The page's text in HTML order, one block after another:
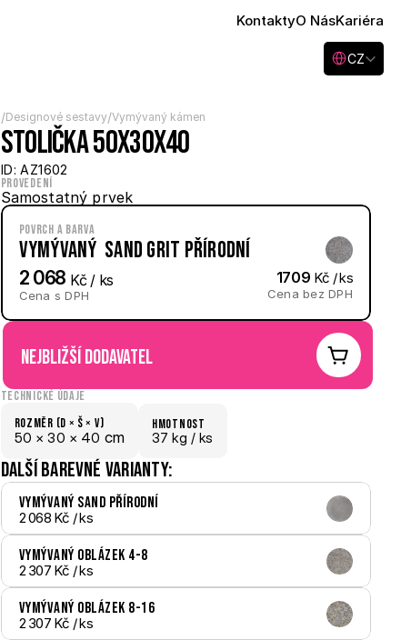
KontaktyO NásKariéra
Select Language
CZ
/Designové sestavy/Vymývaný kámen
Stolička 50x30x40
ID: AZ1602
Provedení
Samostatný prvek
Povrch a barva
Vymývaný  Sand Grit přírodní
2 068 Kč / ks
Cena s DPH
1709 Kč / ks
Cena bez DPH
nejbližší dodavatel
Technické údaje
Rozměr (D × š × V)
50 × 30 × 40 cm
hmotnost
37 kg / ks
Další barevné varianty:
Vymývaný Sand přírodní
2 068 Kč / ks
Vymývaný Oblázek 4-8
2 307 Kč / ks
Vymývaný Oblázek 8-16
2 307 Kč / ks